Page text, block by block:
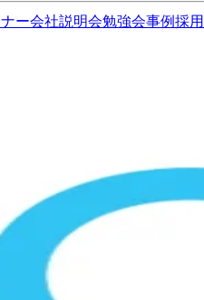
ー会社説明会勉強会事例採用